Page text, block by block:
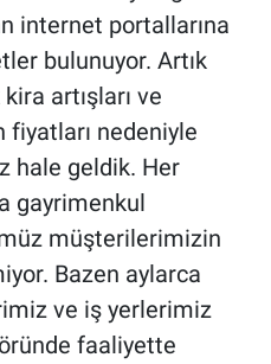
internet portallarına
bulunuyor. Artık
artışları ve
fiyatları nedeniyle
hale geldik. Her
gayrimenkul
müşterilerimizin
Bazen aylarca
ve iş yerlerimiz
faaliyette